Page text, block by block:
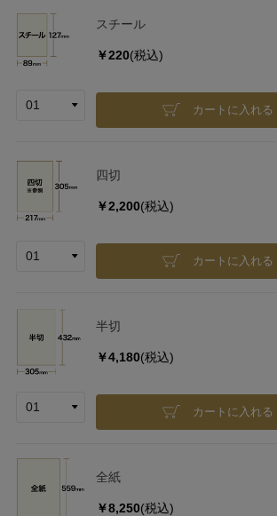
スチール
￥220(税込)
カートに入れる
四切
￥2,200(税込)
カートに入れる
半切
￥4,180(税込)
カートに入れる
全紙
￥8,250(税込)